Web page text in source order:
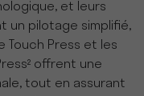
et leurs
pilotage simplifié,
Touch Press et les
offrent une
tout en assurant